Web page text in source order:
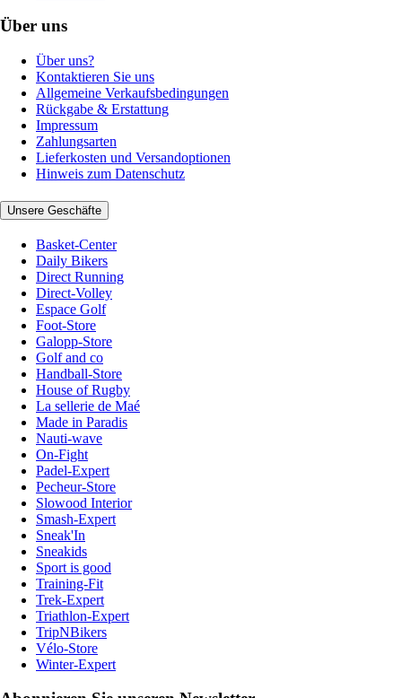
Über uns
Über uns?
Kontaktieren Sie uns
Allgemeine Verkaufsbedingungen
Rückgabe & Erstattung
Impressum
Zahlungsarten
Lieferkosten und Versandoptionen
Hinweis zum Datenschutz
Unsere Geschäfte
Basket-Center
Daily Bikers
Direct Running
Direct-Volley
Espace Golf
Foot-Store
Galopp-Store
Golf and co
Handball-Store
House of Rugby
La sellerie de Maé
Made in Paradis
Nauti-wave
On-Fight
Padel-Expert
Pecheur-Store
Slowood Interior
Smash-Expert
Sneak'In
Sneakids
Sport is good
Training-Fit
Trek-Expert
Triathlon-Expert
TripNBikers
Vélo-Store
Winter-Expert